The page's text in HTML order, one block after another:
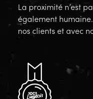
La proximité n’est
également
nos clients et avec